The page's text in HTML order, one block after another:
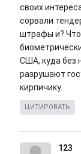
своих
сорвали
штрафы и? Что
США, куда без
разрушают
кирпичику.
ЦИТИРОВАТЬ
123